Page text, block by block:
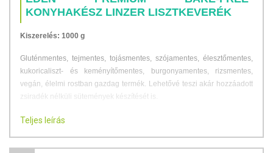
KONYHAKÉSZ LINZER LISZTKEVERÉK
Kiszerelés: 1000 g
Gluténmentes, tejmentes, tojásmentes, szójamentes, élesztőmentes,
kukoricaliszt- és keményítőmentes, burgonyamentes, rizsmentes,
vegán, élelmi rostban gazdag termék. Lehetővé teszi akár hozzáadott
zsiradék nélküli sütemények készítését is.
LINZER KARIKA RECEPT
Hozzávalók 24 darabhoz (12 pár):
Teljes leírás